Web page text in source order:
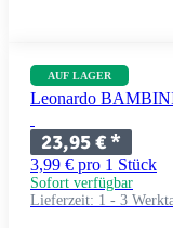
AUF LAGER
Leonardo
23,95 €*
3,99 € pro 1 Stück
Sofort verfügbar
Lieferzeit: 1 - 3